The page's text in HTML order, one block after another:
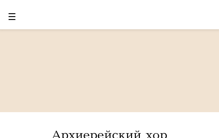
☰
Архиерейский хор